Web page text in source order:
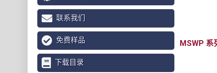
MSWP
联系我们
免费样品
下载目录